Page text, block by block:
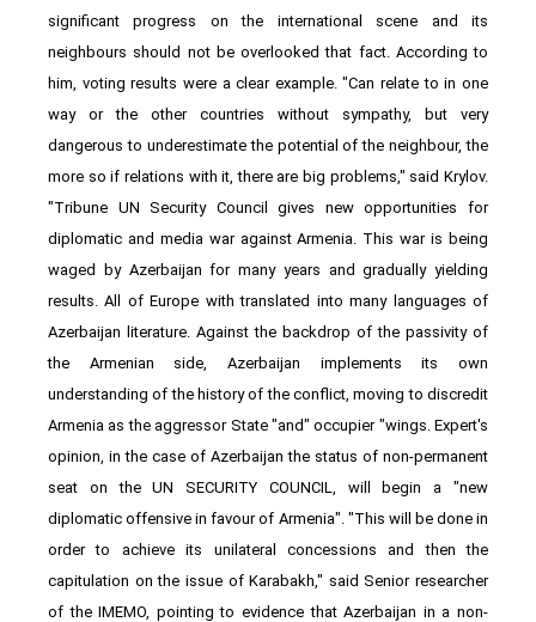
significant progress on the international scene and its
neighbours should not be overlooked that fact. According to
him, voting results were a clear example. "Can relate to in one
way or the other countries without sympathy, but very
dangerous to underestimate the potential of the neighbour, the
more so if relations with it, there are big problems," said Krylov.
"Tribune UN Security Council gives new opportunities for
diplomatic and media war against Armenia. This war is being
waged by Azerbaijan for many years and gradually yielding
results. All of Europe with translated into many languages of
Azerbaijan literature. Against the backdrop of the passivity of
the Armenian side, Azerbaijan implements its own
understanding of the history of the conflict, moving to discredit
Armenia as the aggressor State "and" occupier "wings. Expert's
opinion, in the case of Azerbaijan the status of non-permanent
seat on the UN SECURITY COUNCIL, will begin a "new
diplomatic offensive in favour of Armenia". "This will be done in
order to achieve its unilateral concessions and then the
capitulation on the issue of Karabakh," said Senior researcher
of the IMEMO, pointing to evidence that Azerbaijan in a non-